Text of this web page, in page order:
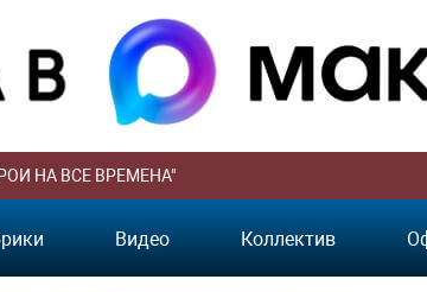
НА ВСЕ ВРЕМЕНА"
Видео Коллектив